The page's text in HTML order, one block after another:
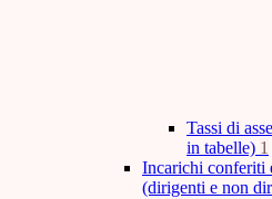
Tassi di
in tabelle) 1
Incarichi conferiti
(dirigenti e non